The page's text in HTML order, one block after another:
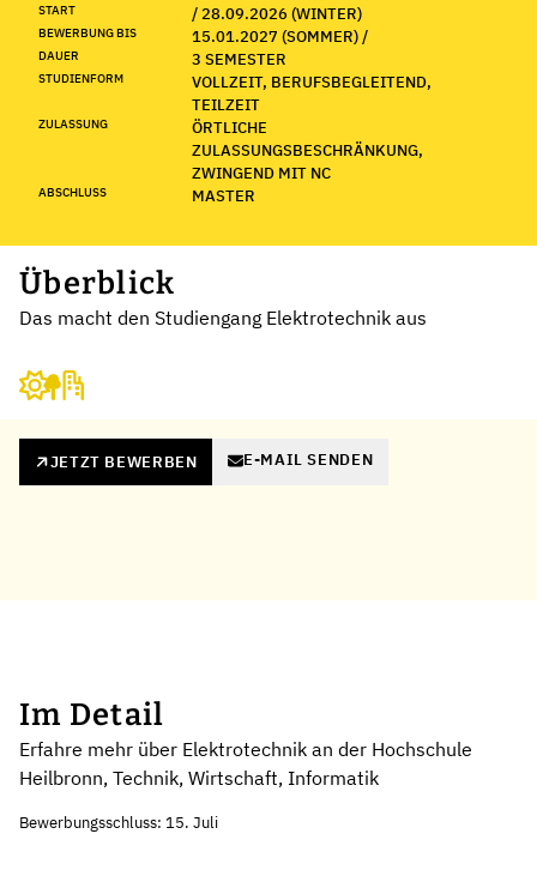
START / 28.09.2026 (WINTER)
BEWERBUNG BIS 15.01.2027 (SOMMER) /
DAUER 3 SEMESTER
STUDIENFORM
VOLLZEIT, BERUFSBEGLEITEND,
TEILZEIT
ZULASSUNG
ÖRTLICHE
ZULASSUNGSBESCHRÄNKUNG,
ZWINGEND MIT NC
ABSCHLUSS MASTER
Überblick
Das macht den Studiengang Elektrotechnik aus
JETZT BEWERBEN E-MAIL SENDEN
Im Detail
Erfahre mehr über Elektrotechnik an der Hochschule
Heilbronn, Technik, Wirtschaft, Informatik
Bewerbungsschluss: 15. Juli